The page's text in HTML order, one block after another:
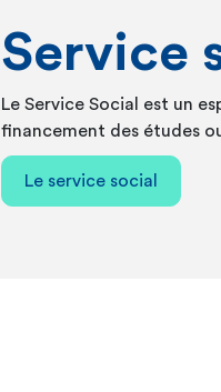
Service
Le Service Social est un
financement des études
Le service social